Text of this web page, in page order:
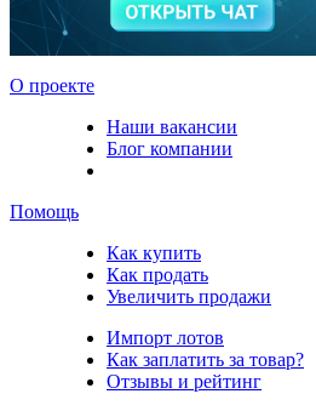
О проекте
Наши вакансии
Блог компании
Помощь
Как купить
Как продать
Увеличить продажи
Импорт лотов
Как заплатить за товар?
Отзывы и рейтинг